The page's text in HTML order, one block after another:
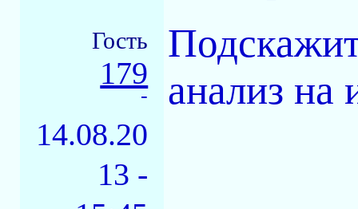
Гость
179
-
14.08.20
13 -
анализ на